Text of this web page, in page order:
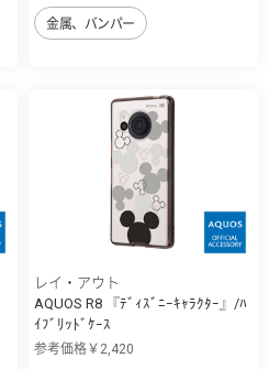
金属、バンパー
レイ・アウト
AQUOS R8 『ﾃﾞｨｽﾞﾆｰｷｬﾗｸﾀｰ』/ﾊ
ｲﾌﾞﾘｯﾄﾞｹｰｽ
参考価格￥2,420